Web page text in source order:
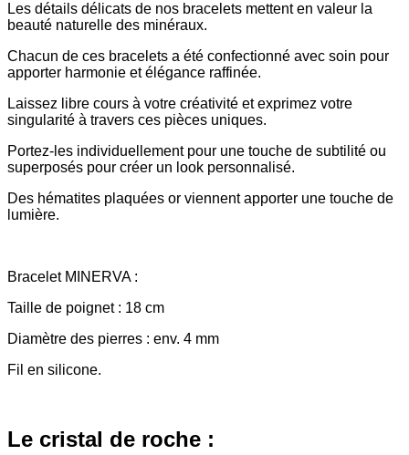
Les détails délicats de nos bracelets mettent en valeur la
beauté naturelle des minéraux.
Chacun de ces bracelets a été confectionné avec soin pour
apporter harmonie et élégance raffinée.
Laissez libre cours à votre créativité et exprimez votre
singularité à travers ces pièces uniques.
Portez-les individuellement pour une touche de subtilité ou
superposés pour créer un look personnalisé.
Des hématites plaquées or viennent apporter une touche de
lumière.
Bracelet MINERVA :
Taille de poignet : 18 cm
Diamètre des pierres : env. 4 mm
Fil en silicone.
Le cristal de roche :